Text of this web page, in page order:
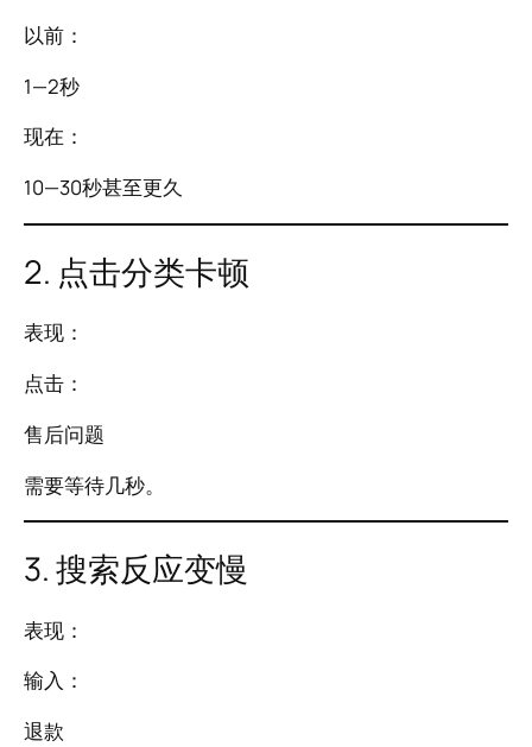
以前：
1—2秒
现在：
10—30秒甚至更久
2. 点击分类卡顿
表现：
点击：
售后问题
需要等待几秒。
3. 搜索反应变慢
表现：
输入：
退款